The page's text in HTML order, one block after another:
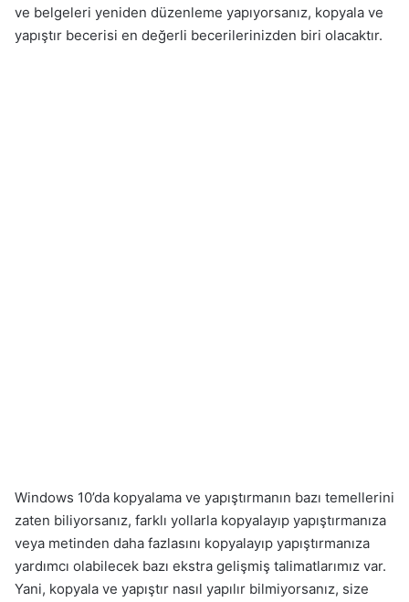
ve belgeleri yeniden düzenleme yapıyorsanız, kopyala ve
yapıştır becerisi en değerli becerilerinizden biri olacaktır.
Windows 10’da kopyalama ve yapıştırmanın bazı temellerini
zaten biliyorsanız, farklı yollarla kopyalayıp yapıştırmanıza
veya metinden daha fazlasını kopyalayıp yapıştırmanıza
yardımcı olabilecek bazı ekstra gelişmiş talimatlarımız var.
Yani, kopyala ve yapıştır nasıl yapılır bilmiyorsanız, size